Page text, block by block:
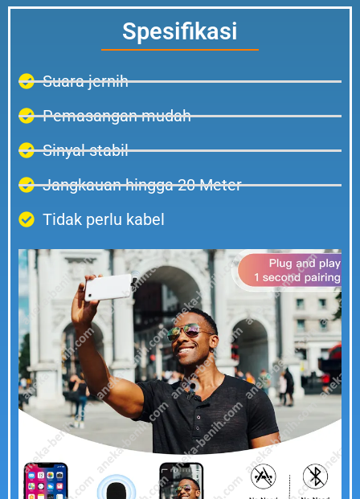
Spesifikasi
Suara jernih
Pemasangan mudah
Sinyal stabil
Jangkauan hingga 20 Meter
Tidak perlu kabel